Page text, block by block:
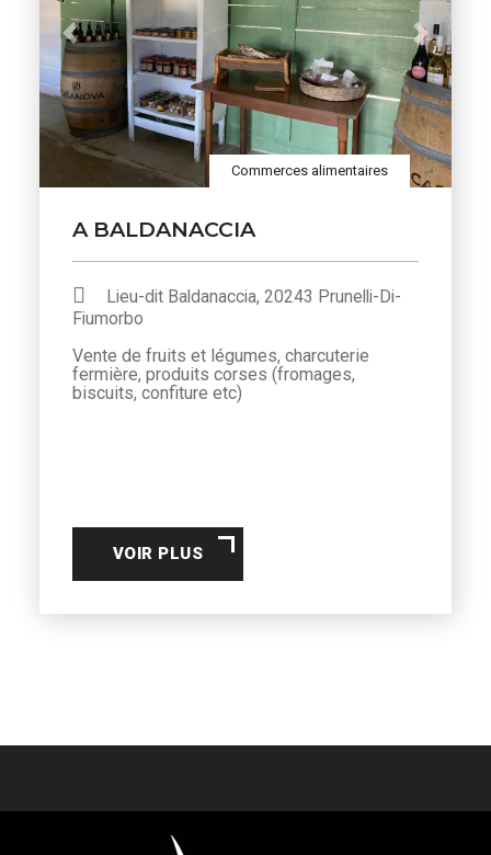
Previous Next
Commerces alimentaires
A BALDANACCIA
Lieu-dit Baldanaccia, 20243 Prunelli-Di-
Fiumorbo
Vente de fruits et légumes, charcuterie
fermière, produits corses (fromages,
biscuits, confiture etc)
VOIR PLUS